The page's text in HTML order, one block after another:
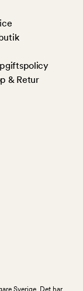
& Retur
Sverige. Det har